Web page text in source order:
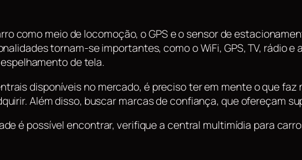
como meio de locomoção, o GPS e o sensor de
tornam-se importantes, como o WiFi, GPS, TV, rádio
de tela.
disponíveis no mercado, é preciso ter em mente o que
Além disso, buscar marcas de confiança, que ofereçam
é possível encontrar, verifique a central multimídia para